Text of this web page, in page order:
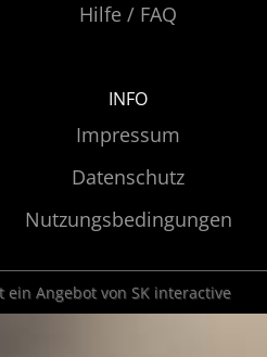
Hilfe / FAQ
INFO
Impressum
Datenschutz
Nutzungsbedingungen
ein Angebot von SK interactive